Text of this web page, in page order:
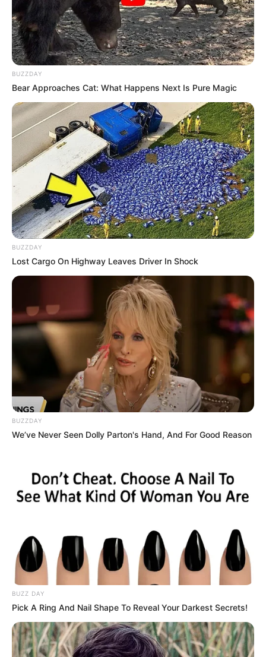
BUZZDAY
Bear Approaches Cat: What Happens Next Is Pure Magic
BUZZDAY
Lost Cargo On Highway Leaves Driver In Shock
BUZZDAY
We’ve Never Seen Dolly Parton's Hand, And For Good Reason
BUZZ DAY
Pick A Ring And Nail Shape To Reveal Your Darkest Secrets!